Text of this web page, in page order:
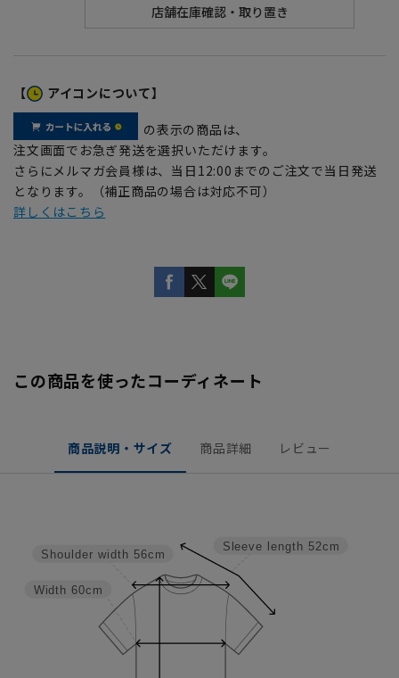
【 アイコンについて】
の表示の商品は、
注文画面でお急ぎ発送を選択いただけます。
さらにメルマガ会員様は、当日12:00までのご注文で当日発送
となります。（補正商品の場合は対応不可）
詳しくはこちら
この商品を使ったコーディネート
商品説明・サイズ 商品詳細 レビュー
Sleeve length 52cm
Width 60cm
Shoulder width 56cm